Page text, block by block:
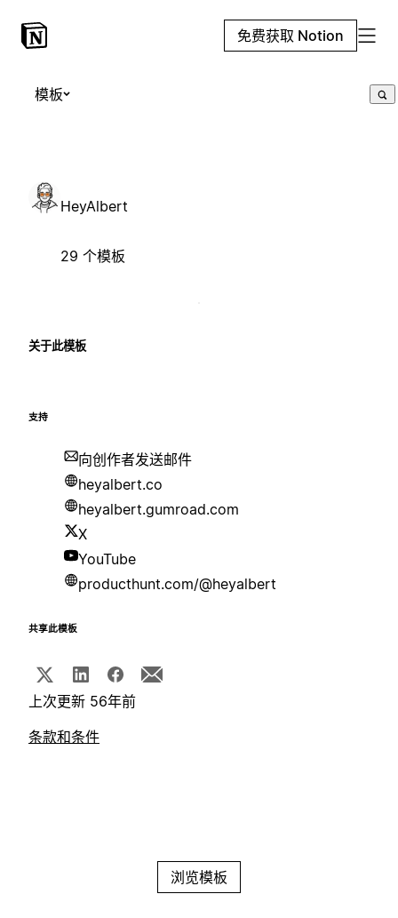
免费获取 Notion
模板
HeyAlbert
29 个模板
关于此模板
支持
向创作者发送邮件
heyalbert.co
heyalbert.gumroad.com
X
YouTube
producthunt.com/@heyalbert
共享此模板
上次更新 56年前
条款和条件
浏览模板